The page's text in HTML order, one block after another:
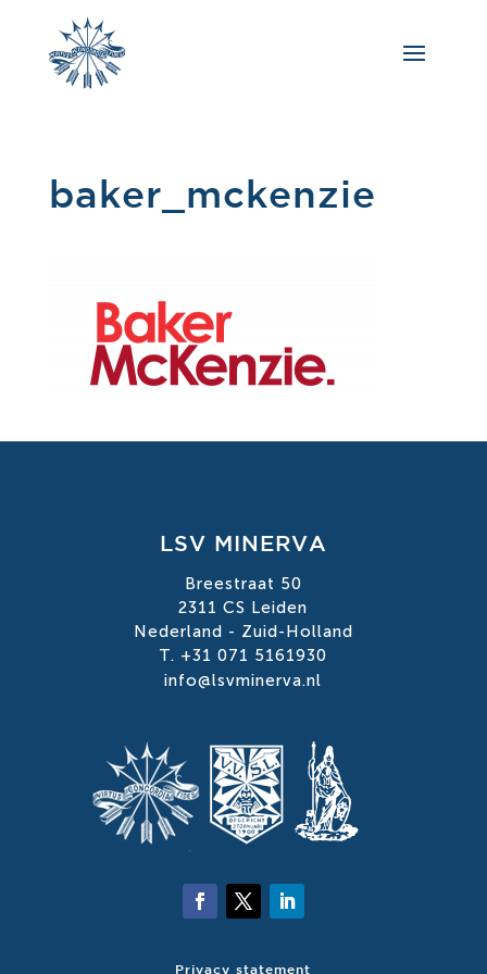
baker_mckenzie
LSV MINERVA
Breestraat 50
2311 CS Leiden
Nederland - Zuid-Holland
T. +31 071 5161930
info@lsvminerva.nl
Privacy statement